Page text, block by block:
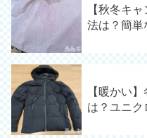
【秋冬キ
法は？簡単
【暖かい
は？ユニク